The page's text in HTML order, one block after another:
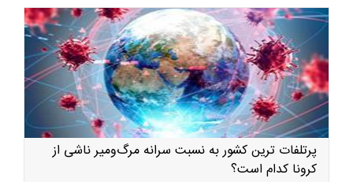
پرتلفات ترین کشور به نسبت سرانه مرگ‌ومیر ناشی از
کرونا کدام است؟